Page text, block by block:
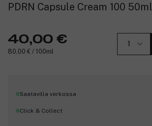
PDRN Capsule Cream 100 50ml
40,00 €
80,00 € / 100ml
Saatavilla verkossa
Click & Collect